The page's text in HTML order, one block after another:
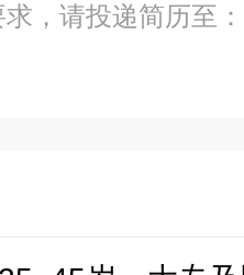
，请投递简历至：